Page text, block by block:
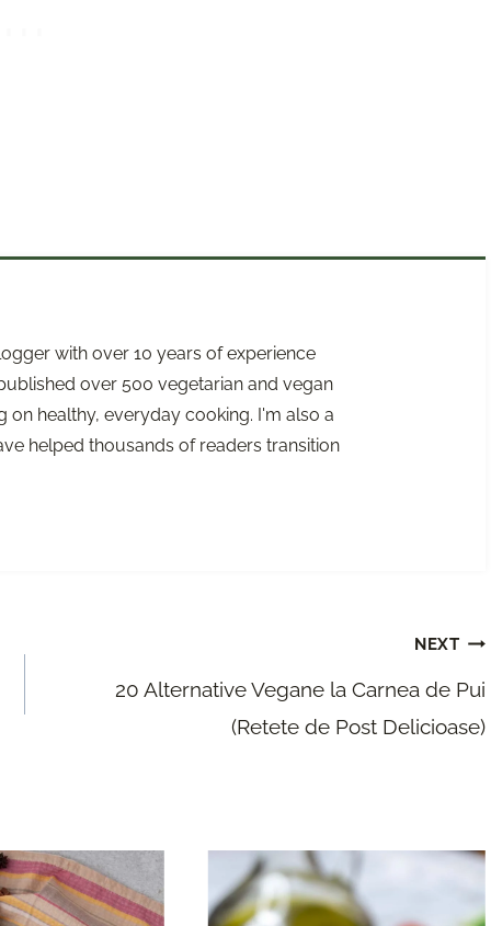
with over 10 years of experience
over 500 vegetarian and vegan
healthy, everyday cooking. I'm also a
helped thousands of readers transition
NEXT
20 Alternative Vegane la Carnea de Pui
(Retete de Post Delicioase)